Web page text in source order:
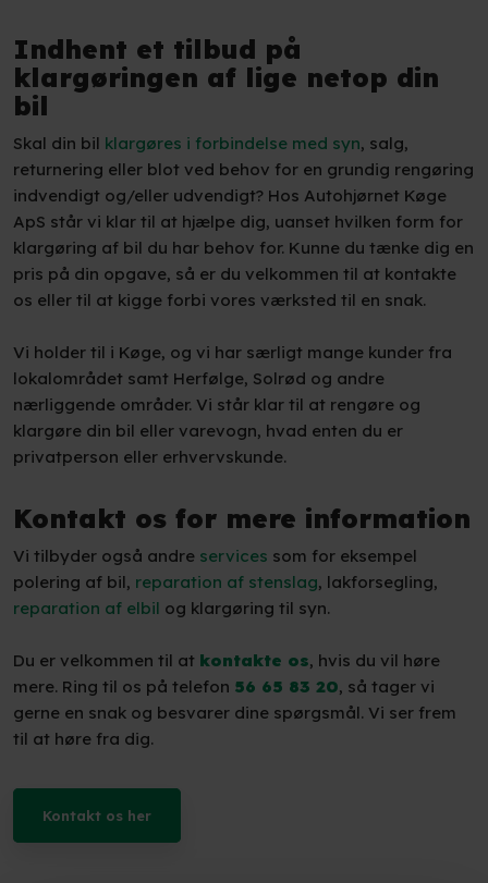
Indhent et tilbud på
klargøringen af lige netop din
bil
Skal din bil klargøres i forbindelse med syn, salg,
returnering eller blot ved behov for en grundig rengøring
indvendigt og/eller udvendigt? Hos Autohjørnet Køge
ApS står vi klar til at hjælpe dig, uanset hvilken form for
klargøring af bil du har behov for. Kunne du tænke dig en
pris på din opgave, så er du velkommen til at kontakte
os eller til at kigge forbi vores værksted til en snak.
Vi holder til i Køge, og vi har særligt mange kunder fra
lokalområdet samt Herfølge, Solrød og andre
nærliggende områder. Vi står klar til at rengøre og
klargøre din bil eller varevogn, hvad enten du er
privatperson eller erhvervskunde.
Kontakt os for mere information
Vi tilbyder også andre services som for eksempel
polering af bil, reparation af stenslag, lakforsegling,
reparation af elbil og klargøring til syn.
Du er velkommen til at kontakte os, hvis du vil høre
mere. Ring til os på telefon 56 65 83 20, så tager vi
gerne en snak og besvarer dine spørgsmål. Vi ser frem
til at høre fra dig.
Kontakt os her​